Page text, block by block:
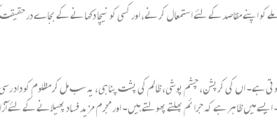
کو اپنے مقاصد کے لئے استمعال کرنے، اور کسی کو نیچا دکھانے کے بجاے در
اں کی کرپشن، چشم پوشی، ظالم کی پشت پناہی، یہ سب مل کر مظلوم کو داد رسی
میں ظاہر ہے کہ جرائم پھلتے پھولتے ہیں۔ اور مجرم مزید فساد پھیلانے کے لئے